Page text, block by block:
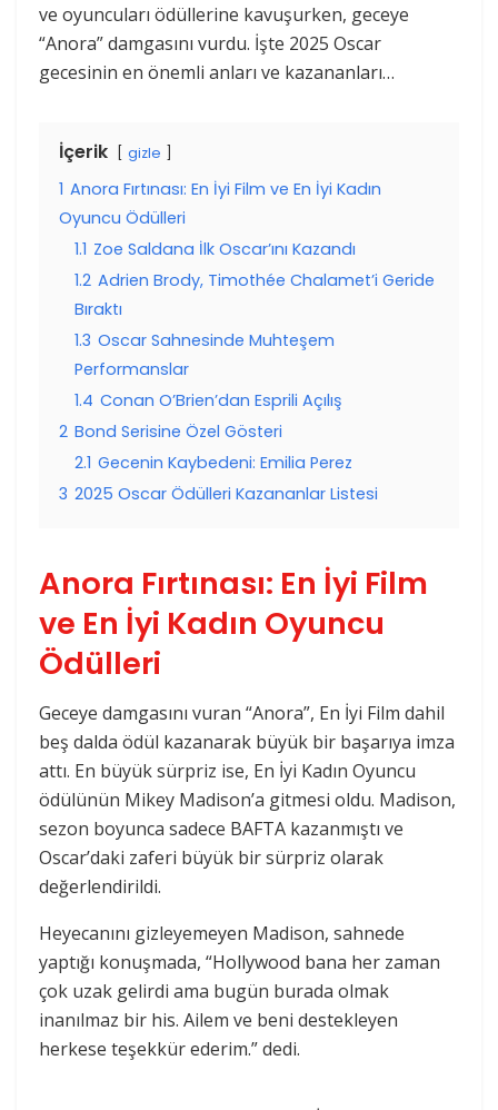
ve oyuncuları ödüllerine kavuşurken, geceye
“Anora” damgasını vurdu. İşte 2025 Oscar
gecesinin en önemli anları ve kazananları…
İçerik gizle
1 Anora Fırtınası: En İyi Film ve En İyi Kadın
Oyuncu Ödülleri
1.1 Zoe Saldana İlk Oscar’ını Kazandı
1.2 Adrien Brody, Timothée Chalamet’i Geride
Bıraktı
1.3 Oscar Sahnesinde Muhteşem
Performanslar
1.4 Conan O’Brien’dan Esprili Açılış
2 Bond Serisine Özel Gösteri
2.1 Gecenin Kaybedeni: Emilia Perez
3 2025 Oscar Ödülleri Kazananlar Listesi
Anora Fırtınası: En İyi Film
ve En İyi Kadın Oyuncu
Ödülleri
Geceye damgasını vuran “Anora”, En İyi Film dahil
beş dalda ödül kazanarak büyük bir başarıya imza
attı. En büyük sürpriz ise, En İyi Kadın Oyuncu
ödülünün Mikey Madison’a gitmesi oldu. Madison,
sezon boyunca sadece BAFTA kazanmıştı ve
Oscar’daki zaferi büyük bir sürpriz olarak
değerlendirildi.
Heyecanını gizleyemeyen Madison, sahnede
yaptığı konuşmada, “Hollywood bana her zaman
çok uzak gelirdi ama bugün burada olmak
inanılmaz bir his. Ailem ve beni destekleyen
herkese teşekkür ederim.” dedi.